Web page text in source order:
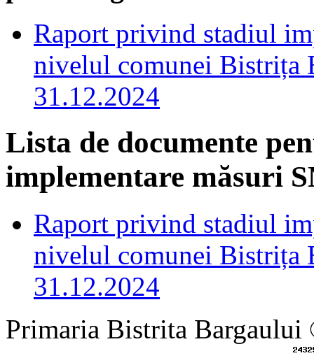
Raport privind stadiul
nivelul comunei Bistrița
31.12.2024
Lista de documente
implementare măsuri
Raport privind stadiul
nivelul comunei Bistrița
31.12.2024
Primaria Bistrita Bargaului